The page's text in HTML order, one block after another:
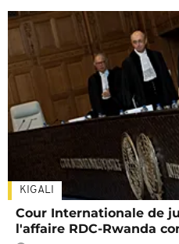
KIGALI
Cour Internationale de
l'affaire RDC-Rwanda